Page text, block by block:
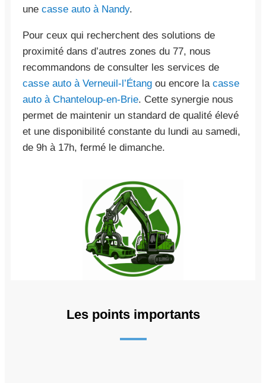
une casse auto à Nandy.
Pour ceux qui recherchent des solutions de
proximité dans d’autres zones du 77, nous
recommandons de consulter les services de
casse auto à Verneuil-l’Étang ou encore la casse
auto à Chanteloup-en-Brie. Cette synergie nous
permet de maintenir un standard de qualité élevé
et une disponibilité constante du lundi au samedi,
de 9h à 17h, fermé le dimanche.
Les points importants